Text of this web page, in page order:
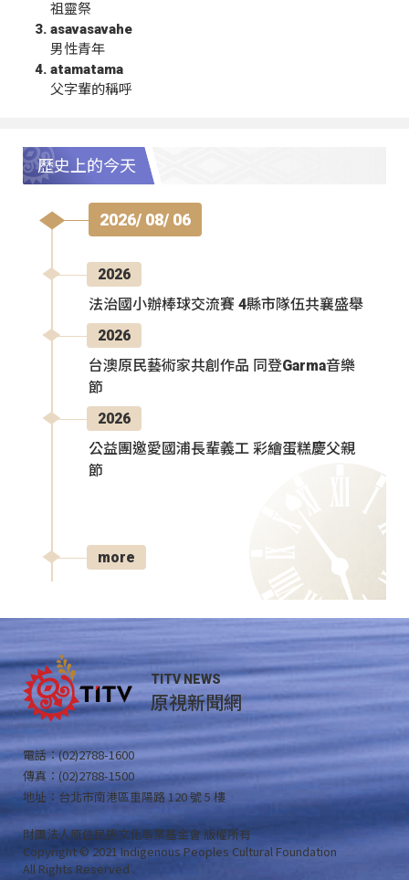
祖靈祭
asavasavahe
男性青年
atamatama
父字輩的稱呼
歷史上的今天
2026/ 08/ 06
2026
法治國小辦棒球交流賽 4縣市隊伍共襄盛舉
2026
台澳原民藝術家共創作品 同登Garma音樂
節
2026
公益團邀愛國浦長輩義工 彩繪蛋糕慶父親
節
more
TITV NEWS
原視新聞網
電話：(02)2788-1600
傳真：(02)2788-1500
地址：台北市南港區重陽路 120 號 5 樓
財團法人原住民族文化事業基金會 版權所有
Copyright © 2021 Indigenous Peoples Cultural Foundation
All Rights Reserved .